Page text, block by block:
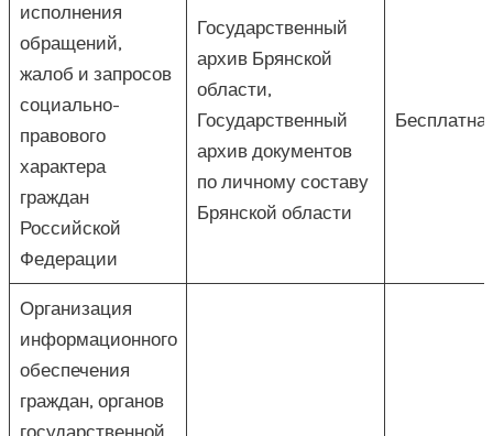
исполнения
обращений,
жалоб и запросов
социально-
правового
характера
граждан
Российской
Федерации
Государственный
архив Брянской
области,
Государственный
архив документов
по личному составу
Брянской области
Организация
информационного
обеспечения
граждан, органов